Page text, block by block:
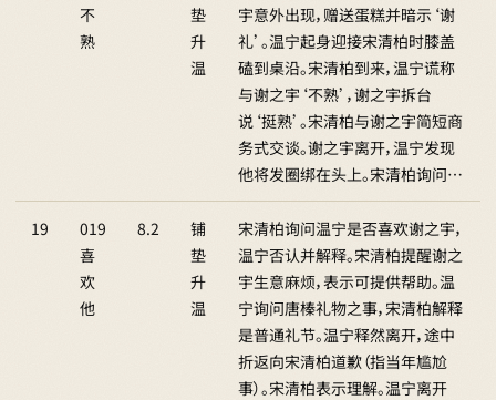
不
熟
垫
升
温
宇意外出现，赠送蛋糕并暗示‘谢
礼’。温宁起身迎接宋清柏时膝盖
磕到桌沿。宋清柏到来，温宁谎称
与谢之宇‘不熟’，谢之宇拆台
说‘挺熟’。宋清柏与谢之宇简短商
务式交谈。谢之宇离开，温宁发现
他将发圈绑在头上。宋清柏询问…
19
019
喜
欢
他
8.2
铺
垫
升
温
宋清柏询问温宁是否喜欢谢之宇，
温宁否认并解释。宋清柏提醒谢之
宇生意麻烦，表示可提供帮助。温
宁询问唐榛礼物之事，宋清柏解释
是普通礼节。温宁释然离开，途中
折返向宋清柏道歉（指当年尴尬
事）。宋清柏表示理解。温宁离开